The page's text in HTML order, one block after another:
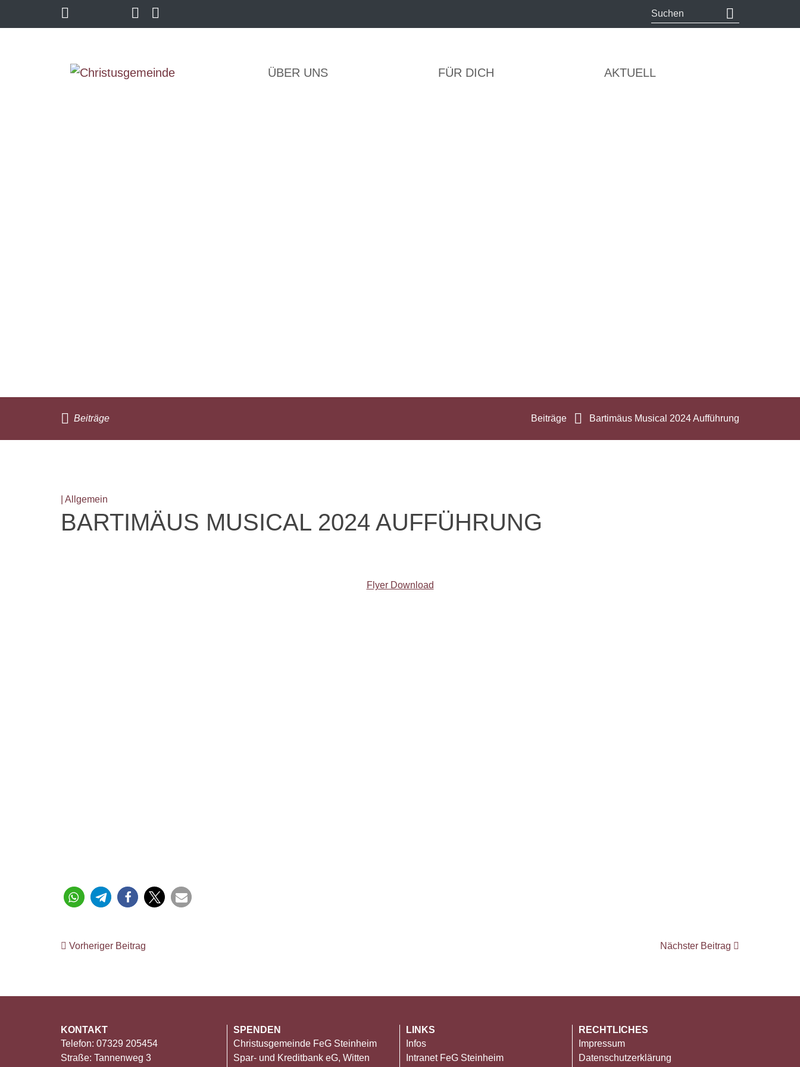
ÜBER UNS FÜR DICH AKTUELL
Beiträge Beiträge Bartimäus Musical 2024 Aufführung
| Allgemein
BARTIMÄUS MUSICAL 2024 AUFFÜHRUNG
Flyer Download
Vorheriger Beitrag Nächster Beitrag
KONTAKT
Telefon: 07329 205454
Straße: Tannenweg 3
SPENDEN
Christusgemeinde FeG Steinheim
Spar- und Kreditbank eG, Witten
LINKS
Infos
Intranet FeG Steinheim
RECHTLICHES
Impressum
Datenschutzerklärung